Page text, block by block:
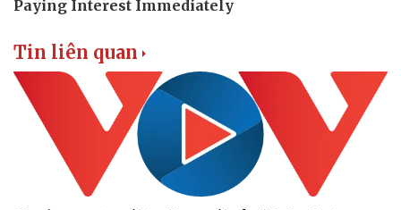
Cây thuốc
Nhi khoa
Làm đẹp - giảm cân
Phòng mạch online
Ăn sạch sống khỏe
Tin liên quan